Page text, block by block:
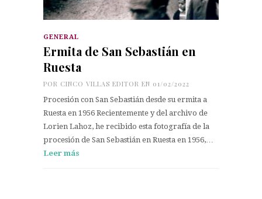
GENERAL
Ermita de San Sebastián en
Ruesta
POR CINCO VILLAS EDITOR EN 01/02/2022
Procesión con San Sebastián desde su ermita a
Ruesta en 1956 Recientemente y del archivo de
Lorien Lahoz, he recibido esta fotografía de la
procesión de San Sebastián en Ruesta en 1956,…
Leer más